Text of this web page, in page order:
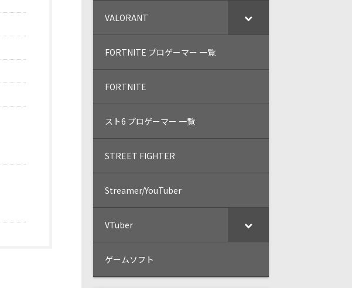
VALORANT
FORTNITE プロゲーマー 一覧
FORTNITE
スト6 プロゲーマー 一覧
STREET FIGHTER
Streamer/YouTuber
VTuber
ゲームソフト